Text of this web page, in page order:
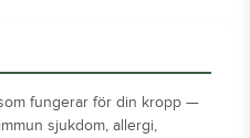
fungerar för din kropp —
sjukdom, allergi,